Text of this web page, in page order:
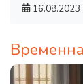
16.08.2023